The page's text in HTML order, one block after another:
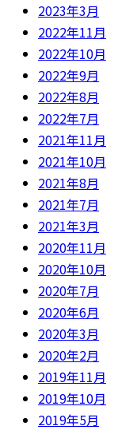
2023年3月
2022年11月
2022年10月
2022年9月
2022年8月
2022年7月
2021年11月
2021年10月
2021年8月
2021年7月
2021年3月
2020年11月
2020年10月
2020年7月
2020年6月
2020年3月
2020年2月
2019年11月
2019年10月
2019年5月